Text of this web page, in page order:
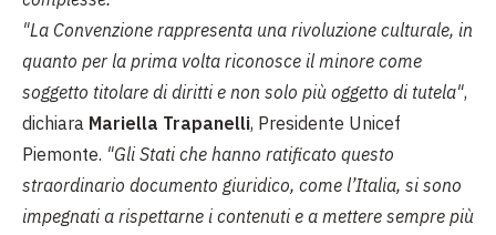
"La Convenzione rappresenta una rivoluzione culturale, in
quanto per la prima volta riconosce il minore come
soggetto titolare di diritti e non solo più oggetto di tutela",
dichiara Mariella Trapanelli, Presidente Unicef
Piemonte. "Gli Stati che hanno ratificato questo
straordinario documento giuridico, come l’Italia, si sono
impegnati a rispettarne i contenuti e a mettere sempre più